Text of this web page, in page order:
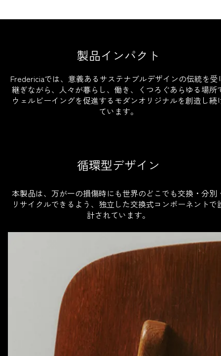
製品インパクト
Fredericiaでは、意義あるサステナブルデザインの伝統を受
継ぎながら、人々が暮らし、働き、くつろぐあらゆる場所
ウェルビーイングを促進するモダンオリジナルを創造し続
ています。
循環型デザイン
本製品は、万が一の損傷時にも世界のどこでも交換・分別
リサイクルできるよう、独立した交換式コンポーネントで
計されています。